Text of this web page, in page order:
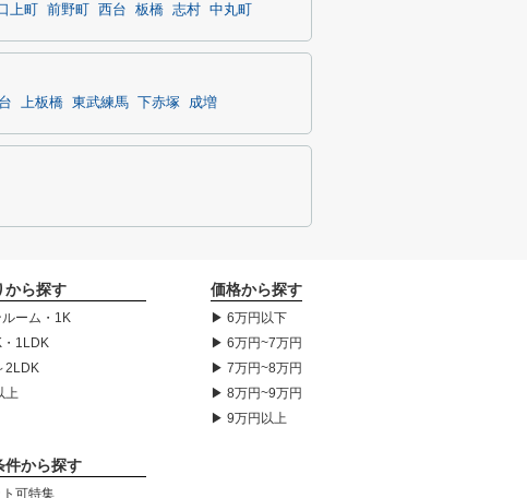
上町 前野町 西台 板橋 志村 中丸町
上板橋 東武練馬 下赤塚 成増
から探す
ーム・1K
1LDK
2LDK
上
件から探す
可特集
価格から探す
▶ 6万円以下
▶ 6万円~7万円
▶ 7万円~8万円
▶ 8万円~9万円
▶ 9万円以上